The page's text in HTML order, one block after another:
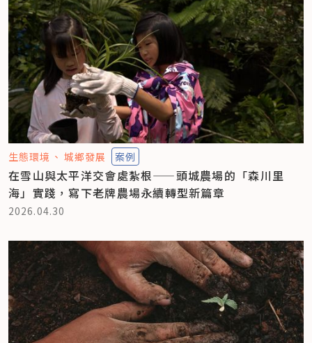
生態環境 城鄉發展 案例
在雪山與太平洋交會處紮根——頭城農場的「森川里
海」實踐，寫下老牌農場永續轉型新篇章
2026.04.30